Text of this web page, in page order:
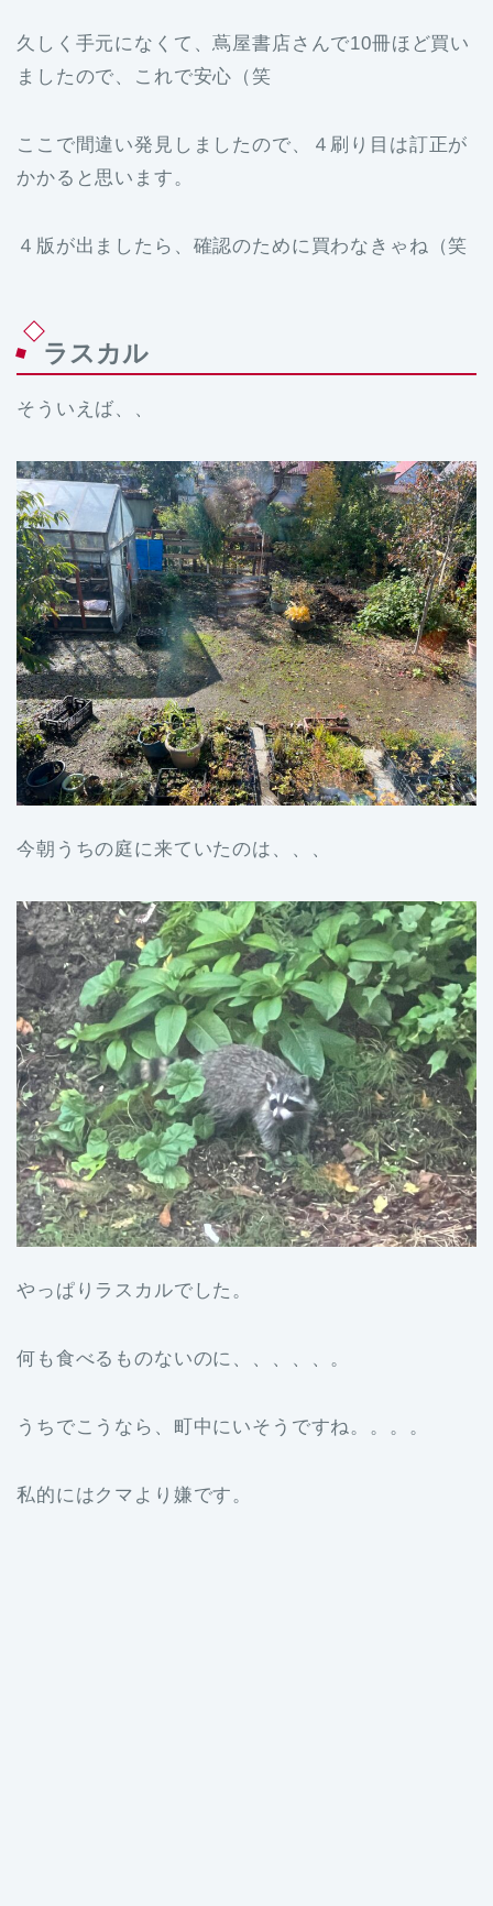
久しく手元になくて、蔦屋書店さんで10冊ほど買い
ましたので、これで安心（笑
ここで間違い発見しましたので、４刷り目は訂正が
かかると思います。
４版が出ましたら、確認のために買わなきゃね（笑
ラスカル
そういえば、、
今朝うちの庭に来ていたのは、、、
やっぱりラスカルでした。
何も食べるものないのに、、、、、。
うちでこうなら、町中にいそうですね。。。。
私的にはクマより嫌です。